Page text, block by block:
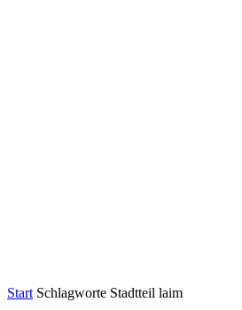
Start Schlagworte Stadtteil laim